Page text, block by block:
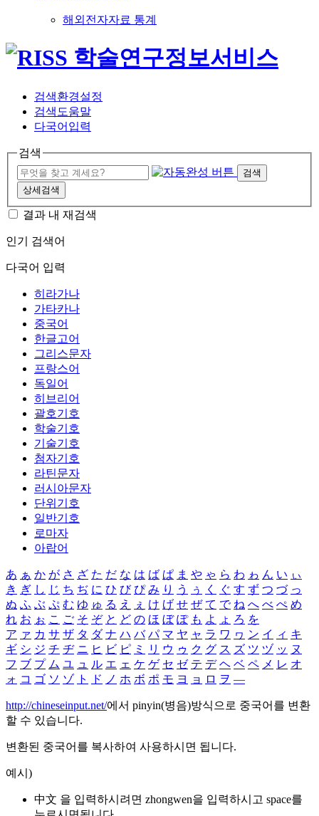
해외전자자료 통계
검색환경설정
검색도움말
다국어입력
검색
검색
상세검색
결과 내 재검색
인기 검색어
다국어 입력
히라가나
가타카나
중국어
한글고어
그리스문자
프랑스어
독일어
히브리어
괄호기호
학술기호
기술기호
첨자기호
라틴문자
러시아문자
단위기호
일반기호
로마자
아랍어
あ ぁ か が さ ざ た だ な は ば ぱ ま や ゃ ら わ ゎ ん い ぃ
き ぎ し じ ち ぢ に ひ び ぴ み り う ぅ く ぐ す ず つ づ っ
ぬ ふ ぶ ぷ む ゆ ゅ る え ぇ け げ せ ぜ て で ね へ べ ぺ め
れ お ぉ こ ご そ ぞ と ど の ほ ぼ ぽ も よ ょ ろ を
ア ァ カ サ ザ タ ダ ナ ハ バ パ マ ヤ ャ ラ ワ ヮ ン イ ィ キ
ギ シ ジ チ ヂ ニ ヒ ビ ピ ミ リ ウ ゥ ク グ ス ズ ツ ヅ ッ ヌ
フ ブ プ ム ユ ュ ル エ ェ ケ ゲ セ ゼ テ デ ヘ ベ ペ メ レ オ
ォ コ ゴ ソ ゾ ト ド ノ ホ ボ ポ モ ヨ ョ ロ ヲ ―
http://chineseinput.net/에서 pinyin(병음)방식으로 중국어를 변환
할 수 있습니다.
변환된 중국어를 복사하여 사용하시면 됩니다.
예시)
中文 을 입력하시려면 zhongwen을 입력하시고 space를